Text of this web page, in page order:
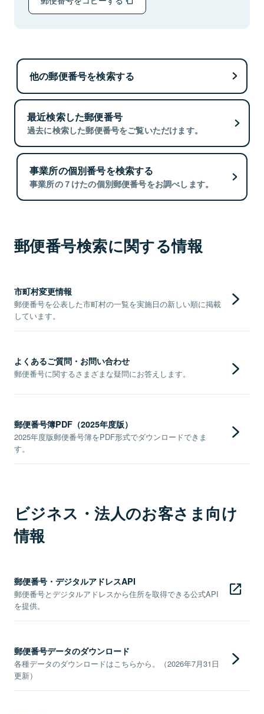
他の郵便番号を検索する
最近検索した郵便番号
過去に検索した郵便番号をご覧いただけます。
事業所の個別番号を検索する
事業所の７けたの個別郵便番号をお調べします。
郵便番号検索に関する情報
市町村変更情報
郵便番号を公表した市町村の一覧を実施日の新しい順に掲載
しています。
よくあるご質問・お問い合わせ
郵便番号に関するさまざまな疑問にお答えします。
郵便番号簿PDF（2025年度版）
2025年度版郵便番号簿をPDF形式でダウンロードできま
す。
ビジネス・法人のお客さま向け
情報
郵便番号・デジタルアドレスAPI
郵便番号とデジタルアドレスから住所を取得できる公式API
を提供。
郵便番号データのダウンロード
各種データのダウンロードはこちらから。（2026年7月31日
更新）